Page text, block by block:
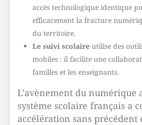
accès technologique identique
efficacement la fracture
du territoire.
Le suivi scolaire utilise des
mobiles : il facilite une
familles et les enseignants.
L’avènement du numérique
système scolaire français a
accélération sans précédent